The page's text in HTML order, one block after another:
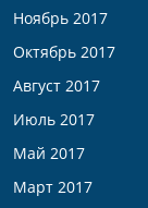
Ноябрь 2017
Октябрь 2017
Август 2017
Июль 2017
Май 2017
Март 2017